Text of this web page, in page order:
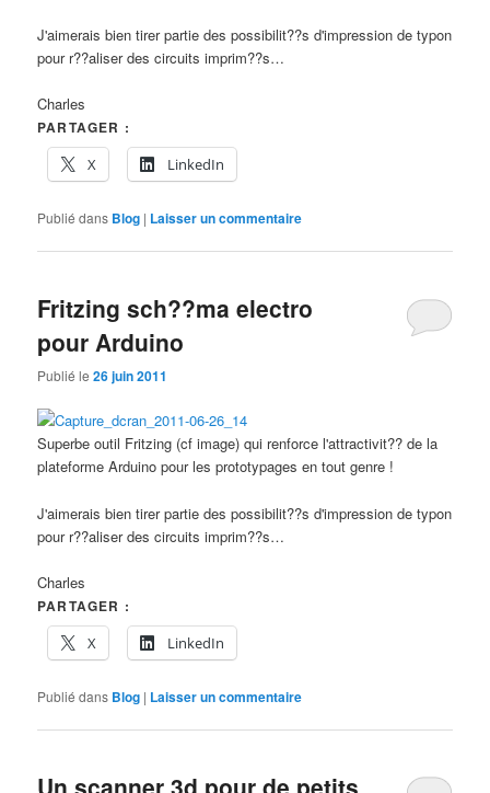
J'aimerais bien tirer partie des possibilit??s d'impression de typon
pour r??aliser des circuits imprim??s…
Charles
PARTAGER :
X
LinkedIn
Publié dans Blog | Laisser un commentaire
Fritzing sch??ma electro
pour Arduino
Publié le26 juin 2011
Superbe outil Fritzing (cf image) qui renforce l'attractivit?? de la
plateforme Arduino pour les prototypages en tout genre !
J'aimerais bien tirer partie des possibilit??s d'impression de typon
pour r??aliser des circuits imprim??s…
Charles
PARTAGER :
X
LinkedIn
Publié dans Blog | Laisser un commentaire
Un scanner 3d pour de petits